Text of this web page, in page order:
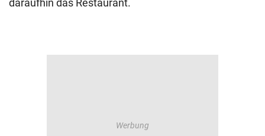
daraufhin das Restaurant.